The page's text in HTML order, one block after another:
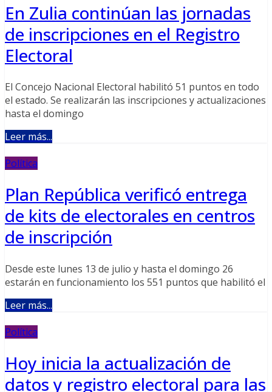
En Zulia continúan las jornadas
de inscripciones en el Registro
Electoral
El Concejo Nacional Electoral habilitó 51 puntos en todo
el estado. Se realizarán las inscripciones y actualizaciones
hasta el domingo
Leer más...
Política
Plan República verificó entrega
de kits de electorales en centros
de inscripción
Desde este lunes 13 de julio y hasta el domingo 26
estarán en funcionamiento los 551 puntos que habilitó el
Leer más...
Política
Hoy inicia la actualización de
datos y registro electoral para las